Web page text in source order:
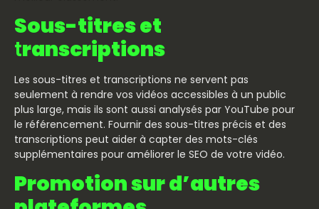
Sous-titres et
transcriptions
Les sous-titres et transcriptions ne servent pas
seulement à rendre vos vidéos accessibles à un public
plus large, mais ils sont aussi analysés par YouTube pour
le référencement. Fournir des sous-titres précis et des
transcriptions peut aider à capter des mots-clés
supplémentaires pour améliorer le SEO de votre vidéo.
Promotion sur d’autres